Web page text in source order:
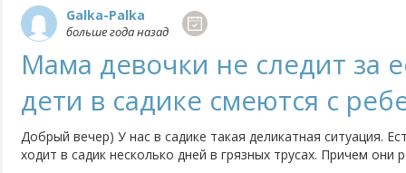
Galka-Palka
больше года назад
Мама девочки не следит за
дети в садике смеются с
Добрый вечер) У нас в садике такая деликатная ситуация.
ходит в садик несколько дней в грязных трусах. Причем